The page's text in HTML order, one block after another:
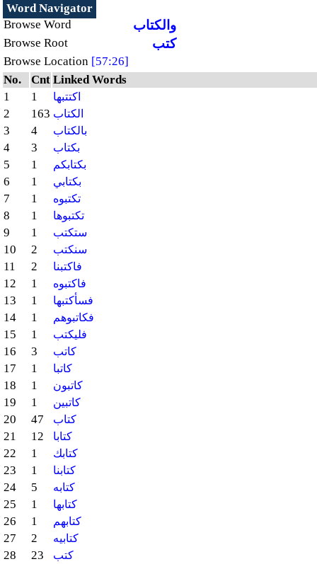
Word Navigator
Browse Word
والكتاب
Browse Root كتب
Browse Location [57:26]
No.
Cnt Linked Words
1
1 اكتتبها
2 163 الكتاب
3 4 بالكتاب
4 3 بكتاب
5 1 بكتابكم
6 1 بكتابي
7 1 تكتبوه
8 1 تكتبوها
9 1 ستكتب
10 2 سنكتب
11 2 فاكتبنا
12 1 فاكتبوه
13 1 فسأكتبها
14 1 فكاتبوهم
15 1 فليكتب
16 3 كاتب
17 1 كاتبا
18 1 كاتبون
19 1 كاتبين
20 47 كتاب
21 12 كتابا
22 1 كتابك
23 1 كتابنا
24 5 كتابه
25 1 كتابها
26 1 كتابهم
27 2 كتابيه
28 23 كتب